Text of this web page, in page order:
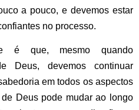
a pouco, e devemos estar
no processo.
é que, mesmo quando
Deus, devemos continuar
em todos os aspectos
Deus pode mudar ao longo